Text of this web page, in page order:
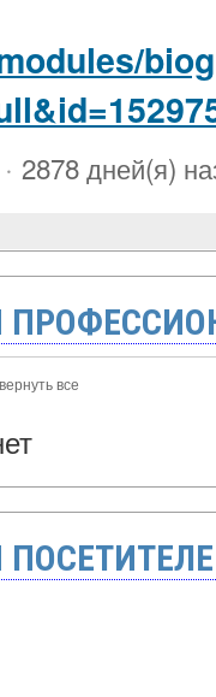
· 2878 дней(я)
все